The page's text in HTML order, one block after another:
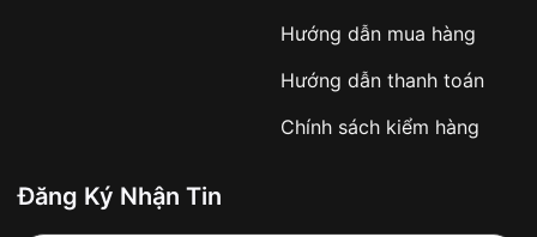
✔️ Đảm bảo xử lý đơn hàng nhanh chóng
✔️ Hạn chế tình trạng hủy đơn không mong
Từ khóa SEO:
Hướng dẫn mua hàng
Hướng dẫn thanh toán
Chính sách kiểm hàng
Đăng Ký Nhận Tin